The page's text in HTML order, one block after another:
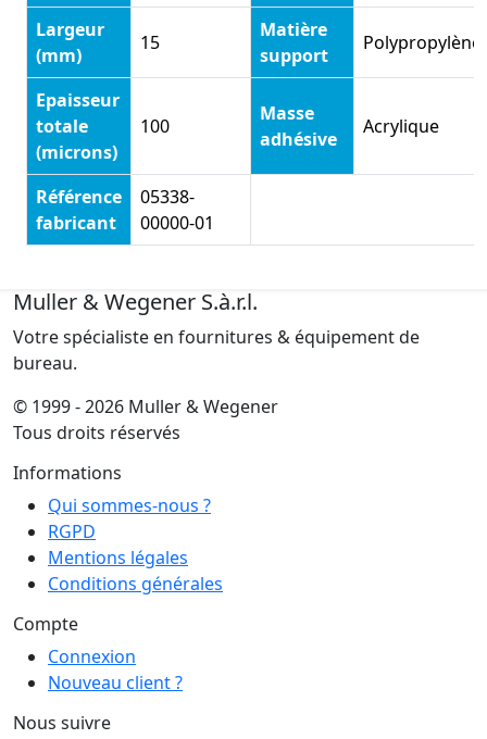
Largeur
(mm)
15
Matière
support
Polypropylène
Epaisseur
totale
(microns)
100
Masse
adhésive
Acrylique
Référence
fabricant
05338-
00000-01
Muller & Wegener S.à.r.l.
Votre spécialiste en fournitures & équipement de
bureau.
© 1999 - 2026 Muller & Wegener
Tous droits réservés
Informations
Qui sommes-nous ?
RGPD
Mentions légales
Conditions générales
Compte
Connexion
Nouveau client ?
Nous suivre